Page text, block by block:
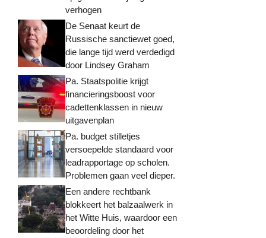
verhogen
De Senaat keurt de
Russische sanctiewet goed,
die lange tijd werd verdedigd
door Lindsey Graham
Pa. Staatspolitie krijgt
financieringsboost voor
cadettenklassen in nieuw
uitgavenplan
Pa. budget stilletjes
versoepelde standaard voor
leadrapportage op scholen.
Problemen gaan veel dieper.
Een andere rechtbank
blokkeert het balzaalwerk in
het Witte Huis, waardoor een
beoordeling door het